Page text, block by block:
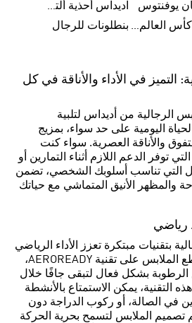
يوفنتوس
اديداس أحذية ألترا بوست للرجال
فرق كأس العالم FIFA 26™ بنطلونات للرجال
التميز في الأداء والأناقة في كل
الرجالية من أديداس لتلبية
اليومية على حد سواء، بمزيج
والأناقة العصرية. سواء كنت
توفر الدعم اللازم أثناء التمارين أو
التي تناسب أسلوبك الشخصي، تضمن
والمظهر الأنيق المتماشي مع حياتك
رياضي
بتقنيات مبتكرة تعزز الأداء الرياضي
وتمنحك الراحة. تعتمد قطع الملابس على تقنية AEROREADY،
بشكل فعال لتبقى جافًا خلال
التقنية، يمكن الاستمتاع بالأنشطة
في الصالة، أو ركوب الدراجة دون
تصميم الملابس لتسمح بحرية الحركة